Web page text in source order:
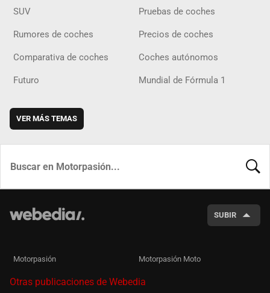
SUV Pruebas de coches
Rumores de coches Precios de coches
Comparativa de coches Coches autónomos
Futuro Mundial de Fórmula 1
VER MÁS TEMAS
SUBIR
Motorpasión Motorpasión Moto
Otras publicaciones de Webedia